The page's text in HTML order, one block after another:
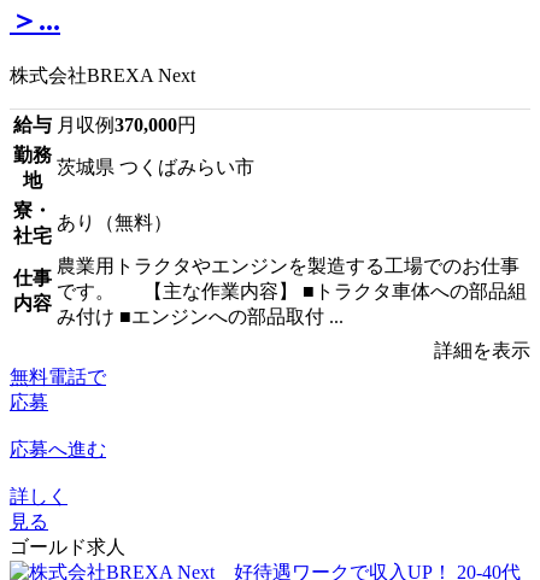
＞...
株式会社BREXA Next
給与 月収例370,000円
勤務
地
茨城県 つくばみらい市
寮・
社宅
あり（無料）
仕事
内容
農業用トラクタやエンジンを製造する工場でのお仕事
です。 【主な作業内容】 ■トラクタ車体への部品組
み付け ■エンジンへの部品取付 ...
詳細を表示
無料電話で
応募
応募へ進む
詳しく
見る
ゴールド求人